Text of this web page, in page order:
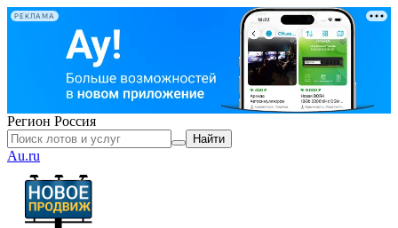
РЕКЛАМА
Регион Россия
Найти
Au.ru